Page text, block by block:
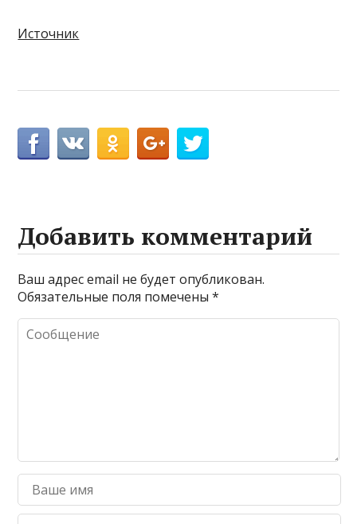
Источник
Добавить комментарий
Ваш адрес email не будет опубликован.
Обязательные поля помечены*